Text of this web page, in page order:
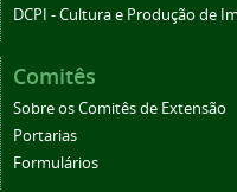
DCPI - Cultura e Produção de
Comitês
Sobre os Comitês de Extensão
Portarias
Formulários